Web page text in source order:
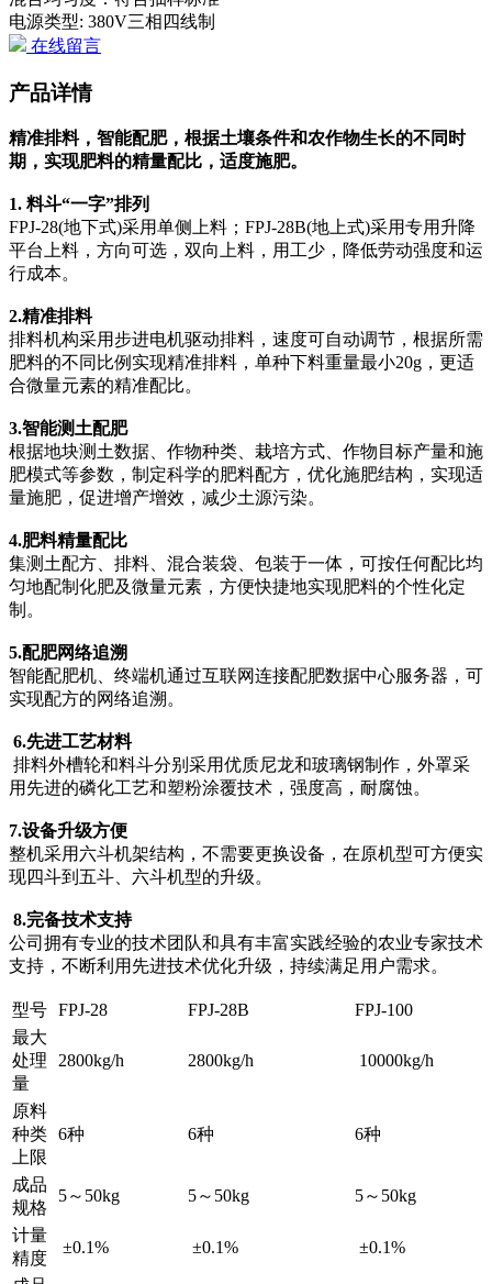
电源类型: 380V三相四线制
在线留言
产品详情
精准排料，智能配肥，根据土壤条件和农作物生长的不同时
期，实现肥料的精量配比，适度施肥。
1. 料斗“一字”排列
FPJ-28(地下式)采用单侧上料；FPJ-28B(地上式)采用专用升降
平台上料，方向可选，双向上料，用工少，降低劳动强度和运
行成本。
2.精准排料
排料机构采用步进电机驱动排料，速度可自动调节，根据所需
肥料的不同比例实现精准排料，单种下料重量最小20g，更适
合微量元素的精准配比。
3.智能测土配肥
根据地块测土数据、作物种类、栽培方式、作物目标产量和施
肥模式等参数，制定科学的肥料配方，优化施肥结构，实现适
量施肥，促进增产增效，减少土源污染。
4.肥料精量配比
集测土配方、排料、混合装袋、包装于一体，可按任何配比均
匀地配制化肥及微量元素，方便快捷地实现肥料的个性化定
制。
5.配肥网络追溯
智能配肥机、终端机通过互联网连接配肥数据中心服务器，可
实现配方的网络追溯。
6.先进工艺材料
排料外槽轮和料斗分别采用优质尼龙和玻璃钢制作，外罩采
用先进的磷化工艺和塑粉涂覆技术，强度高，耐腐蚀。
7.设备升级方便
整机采用六斗机架结构，不需要更换设备，在原机型可方便实
现四斗到五斗、六斗机型的升级。
8.完备技术支持
公司拥有专业的技术团队和具有丰富实践经验的农业专家技术
支持，不断利用先进技术优化升级，持续满足用户需求。
型号 FPJ-28 FPJ-28B
FPJ-100
最大
处理
量
2800kg/h 2800kg/h 10000kg/h
原料
种类
上限
6种 6种 6种
成品
规格
5～50kg 5～50kg 5～50kg
计量
精度
±0.1% ±0.1% ±0.1%